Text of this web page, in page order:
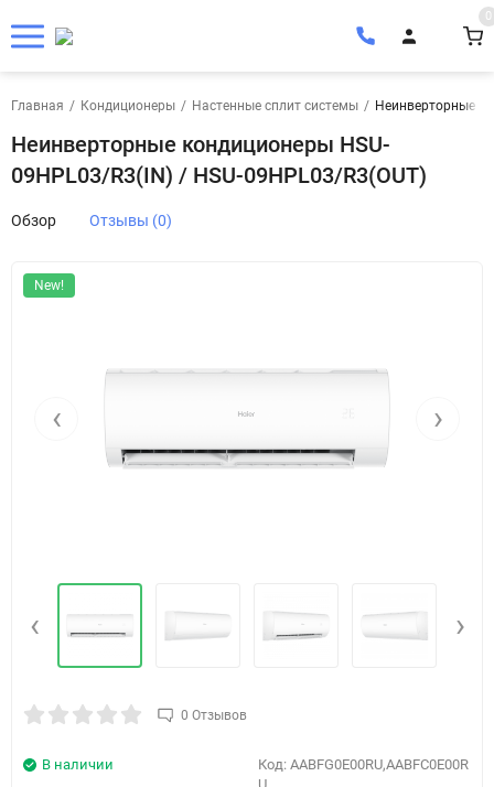
0
Главная / Кондиционеры / Настенные сплит системы / Неинверторные
Неинверторные кондиционеры HSU-
09HPL03/R3(IN) / HSU-09HPL03/R3(OUT)
Обзор Отзывы (0)
New!
‹ ›
‹ ›
0 Отзывов
Код: AABFG0E00RU,AABFC0E00R
В наличии